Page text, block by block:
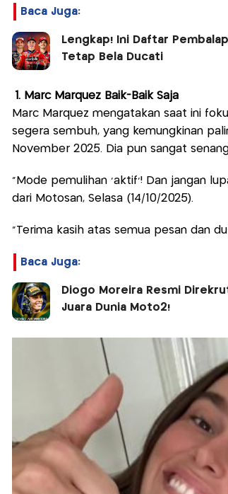
Baca Juga:
Lengkap! Ini Daftar
Tetap Bela Ducati
1. Marc Marquez Baik-Baik Saja
Marc Marquez mengatakan saat ini
segera sembuh, yang kemungkinan
November 2025. Dia pun sangat
"Mode pemulihan 'aktif'! Dan jangan
dari Motosan, Selasa (14/10/2025).
"Terima kasih atas semua pesan dan
Baca Juga:
Diogo Moreira Resmi
Juara Dunia Moto2!